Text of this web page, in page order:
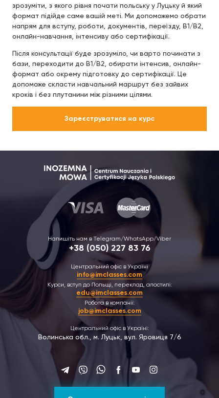
зрозуміти, з якого рівня почати польську у Луцьку й який
формат підійде саме вашій меті. Ми допоможемо обрати
напрям для вступу, роботи, документів, переїзду, B1/B2,
онлайн-навчання, інтенсиву або сертифікації.
Після консультації буде зрозуміло, чи варто починати з
бази, переходити до B1/B2, обирати інтенсив, онлайн-
формат або окрему підготовку до сертифікації. Це
допоможе скласти навчальний маршрут без зайвих
кроків і без плутанини між різними цілями.
Зареєструватися на курс
Напишіть нам в Telegram/WhatsApp/Viber
+38 (050) 227 83 76
Центральний офіс в Україні
info@imclasses.com
Курси, вступ до Польщі, переклад, апостилі:
edu@imclasses.com
Робота в компанії:
job@imclasses.com
Центральний офіс в Україні:
Волинська обл., м. Луцьк, вул. Яровиця 7/6